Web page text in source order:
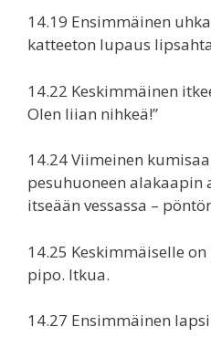
14.19 Ensimmäinen
katteeton lupaus
14.22 Keskimmäinen
Olen liian nihkeä!”
14.24 Viimeinen
pesuhuoneen alakaapin
itseään vessassa –
14.25 Keskimmäiselle
pipo. Itkua.
14.27 Ensimmäinen